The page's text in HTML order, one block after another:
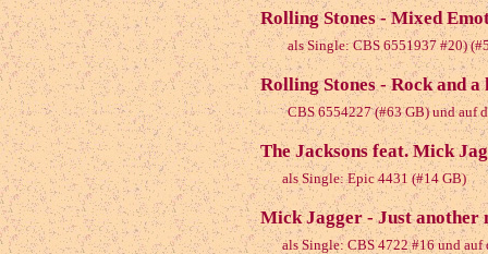
Rolling Stones - Mixed
als Single: CBS 6551937 #20)
Rolling Stones - Rock and
CBS 6554227 (#63 GB) und auf
The Jacksons feat. Mick
als Single: Epic 4431 (#14 GB)
Mick Jagger - Just another
als Single: CBS 4722 #16 und auf